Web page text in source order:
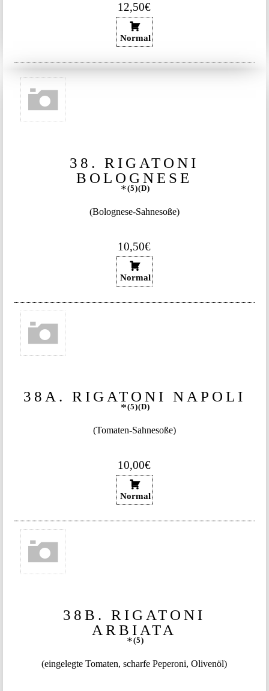
12,50€
Normal
38. RIGATONI
BOLOGNESE
5 D
10,50€
Normal
(Bolognese-Sahnesoße)
38A. RIGATONI NAPOLI
5 D
10,00€
Normal
(Tomaten-Sahnesoße)
38B. RIGATONI
ARBIATA
5
(eingelegte Tomaten, scharfe Peperoni, Olivenöl)